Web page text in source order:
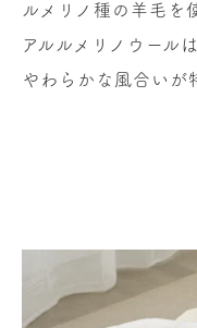
ルメリノ種の羊毛を
アルルメリノウール
やわらかな風合いが